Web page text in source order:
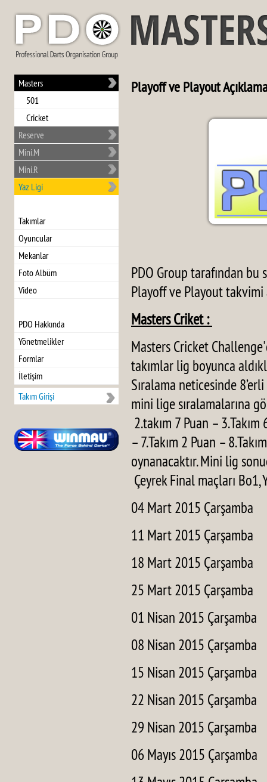
Masters
501
Cricket
Reserve
Mini.M
Mini.R
Yaz Ligi
Takımlar
Oyuncular
Mekanlar
Foto Albüm
Video
PDO Hakkında
Yönetmelikler
Formlar
İletişim
Takım Girişi
Playoff ve Playout
PDO Group tarafından
Playoff ve Playout takvimi
Masters Criket :
Masters Cricket
takımlar lig boyunca
Sıralama neticesinde
mini lige sıralamalarına
2.takım 7 Puan –
– 7.Takım 2 Puan –
oynanacaktır. Mini lig
Çeyrek Final maçları
04 Mart 2015 Çarşamba
11 Mart 2015 Çarşamba
18 Mart 2015 Çarşamba
25 Mart 2015 Çarşamba
01 Nisan 2015 Çarşamba
08 Nisan 2015 Çarşamba
15 Nisan 2015 Çarşamba
22 Nisan 2015 Çarşamba
29 Nisan 2015 Çarşamba
06 Mayıs 2015 Çarşamba